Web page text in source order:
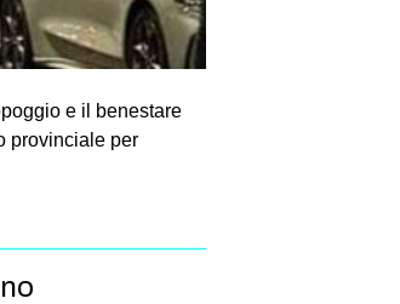
e il benestare
provinciale per